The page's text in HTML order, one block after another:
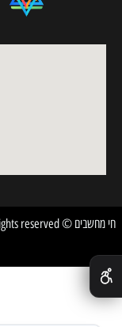
חי מחשבים © All Rights reserved